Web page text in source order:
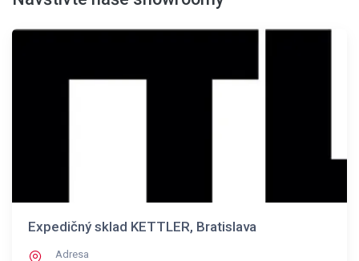
Expedičný sklad KETTLER, Bratislava
Adresa